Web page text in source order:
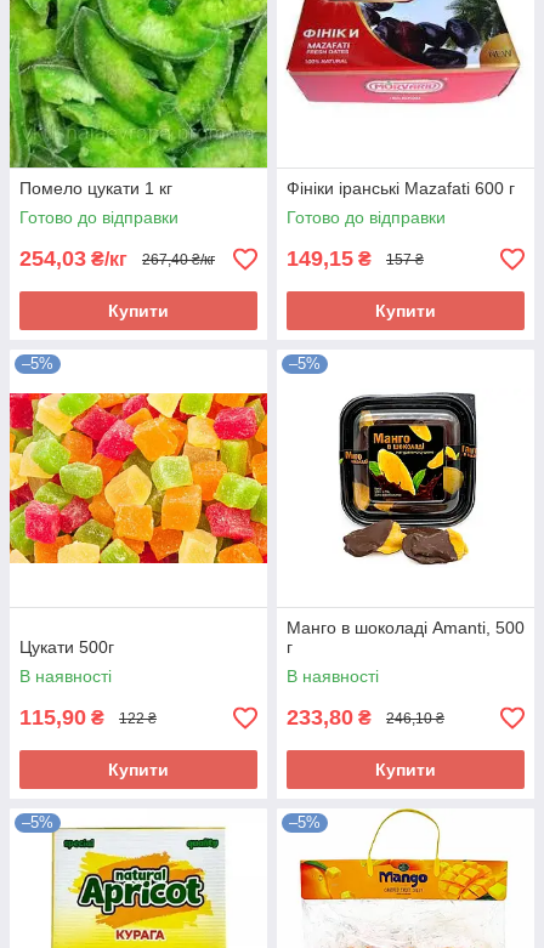
Помело цукати 1 кг
Готово до відправки
254,03 ₴/кг 267,40 ₴/кг
Купити
Фініки іранські Mazafati 600 г
Готово до відправки
149,15 ₴ 157 ₴
Купити
–5%
Цукати 500г
В наявності
115,90 ₴ 122 ₴
Купити
–5%
Манго в шоколаді Amanti, 500
г
В наявності
233,80 ₴ 246,10 ₴
Купити
–5% –5%